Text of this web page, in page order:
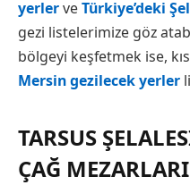
yerlerveTürkiye’deki
gezi listelerimize göz
bölgeyi keşfetmek ise,
Mersin gezilecek yerler
TARSUS
ÇAĞ MEZARLARI